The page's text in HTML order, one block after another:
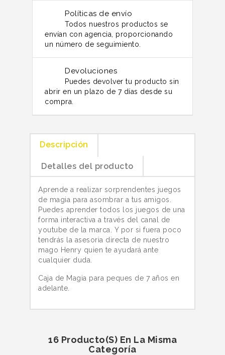
Políticas de envío
Todos nuestros productos se
envían con agencia, proporcionando
un número de seguimiento.
Devoluciones
Puedes devolver tu producto sin
abrir en un plazo de 7 días desde su
compra.
Descripción
Detalles del producto
Aprende a realizar sorprendentes juegos
de magia para asombrar a tus amigos.
Puedes aprender todos los juegos de una
forma interactiva a través del canal de
youtube de la marca. Y por si fuera poco
tendrás la asesoria directa de nuestro
mago Henry quien te ayudará ante
cualquier duda.
Caja de Magia para peques de 7 años en
adelante.
16 Producto(s) En La Misma
Categoría